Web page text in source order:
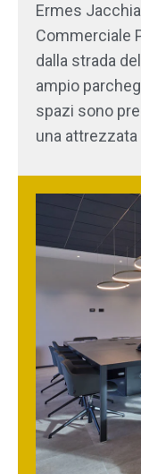
Ermes
Commerciale
dalla strada
ampio
spazi sono
una